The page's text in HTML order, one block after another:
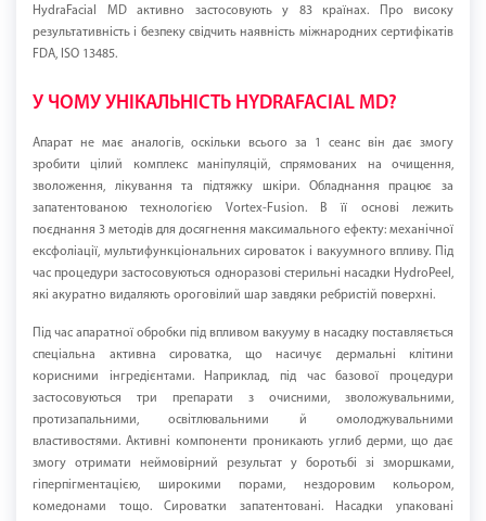
HydraFacial MD активно застосовують у 83 країнах. Про високу
результативність і безпеку свідчить наявність міжнародних сертифікатів
FDA, ISO 13485.
У ЧОМУ УНІКАЛЬНІСТЬ HYDRAFACIAL MD?
Апарат не має аналогів, оскільки всього за 1 сеанс він дає змогу
зробити цілий комплекс маніпуляцій, спрямованих на очищення,
зволоження, лікування та підтяжку шкіри. Обладнання працює за
запатентованою технологією Vortex-Fusion. В її основі лежить
поєднання 3 методів для досягнення максимального ефекту: механічної
ексфоліації, мультифункціональних сироваток і вакуумного впливу. Під
час процедури застосовуються одноразові стерильні насадки HydroPeel,
які акуратно видаляють ороговілий шар завдяки ребристій поверхні.
Під час апаратної обробки під впливом вакууму в насадку поставляється
спеціальна активна сироватка, що насичує дермальні клітини
корисними інгредієнтами. Наприклад, під час базової процедури
застосовуються три препарати з очисними, зволожувальними,
протизапальними, освітлювальними й омолоджувальними
властивостями. Активні компоненти проникають углиб дерми, що дає
змогу отримати неймовірний результат у боротьбі зі зморшками,
гіперпігментацією, широкими порами, нездоровим кольором,
комедонами тощо. Сироватки запатентовані. Насадки упаковані